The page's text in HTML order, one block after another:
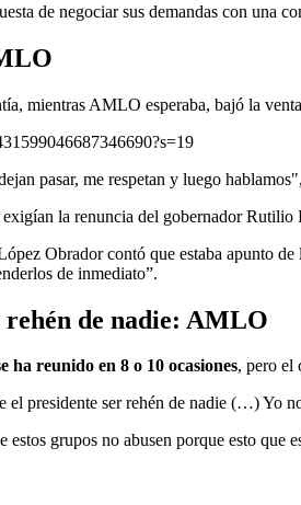
de negociar sus demandas con
mientras AMLO esperaba, bajó la
pasar, me respetan y luego
la renuncia del gobernador
Obrador contó que estaba apunto
de inmediato”.
rehén de nadie: AMLO
ha reunido en 8 o 10 ocasiones, pero el
presidente ser rehén de nadie (…) Yo
estos grupos no abusen porque esto